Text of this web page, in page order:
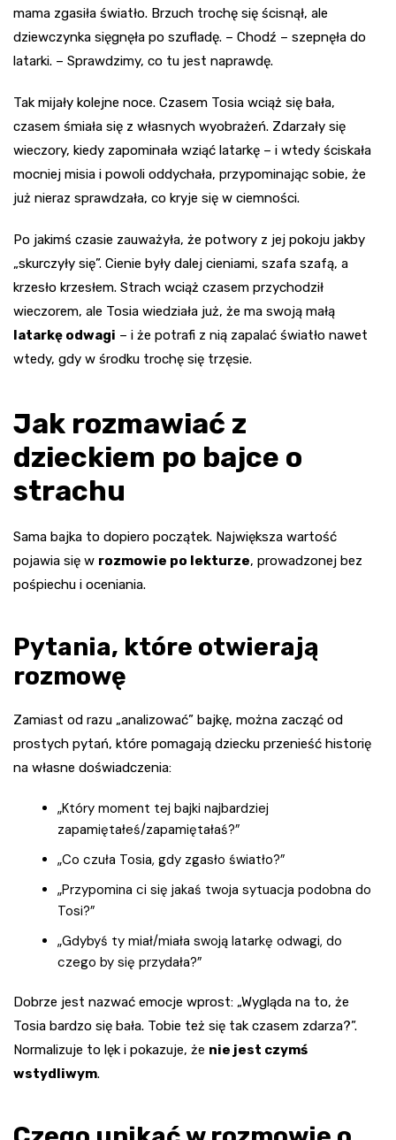
mama zgasiła światło. Brzuch trochę się ścisnął, ale
dziewczynka sięgnęła po szufladę. – Chodź – szepnęła do
latarki. – Sprawdzimy, co tu jest naprawdę.
Tak mijały kolejne noce. Czasem Tosia wciąż się bała,
czasem śmiała się z własnych wyobrażeń. Zdarzały się
wieczory, kiedy zapominała wziąć latarkę – i wtedy ściskała
mocniej misia i powoli oddychała, przypominając sobie, że
już nieraz sprawdzała, co kryje się w ciemności.
Po jakimś czasie zauważyła, że potwory z jej pokoju jakby
„skurczyły się”. Cienie były dalej cieniami, szafa szafą, a
krzesło krzesłem. Strach wciąż czasem przychodził
wieczorem, ale Tosia wiedziała już, że ma swoją małą
latarkę odwagi – i że potrafi z nią zapalać światło nawet
wtedy, gdy w środku trochę się trzęsie.
Jak rozmawiać z
dzieckiem po bajce o
strachu
Sama bajka to dopiero początek. Największa wartość
pojawia się w rozmowie po lekturze, prowadzonej bez
pośpiechu i oceniania.
Pytania, które otwierają
rozmowę
Zamiast od razu „analizować” bajkę, można zacząć od
prostych pytań, które pomagają dziecku przenieść historię
na własne doświadczenia:
„Który moment tej bajki najbardziej
zapamiętałeś/zapamiętałaś?”
„Co czuła Tosia, gdy zgasło światło?”
„Przypomina ci się jakaś twoja sytuacja podobna do
Tosi?”
„Gdybyś ty miał/miała swoją latarkę odwagi, do
czego by się przydała?”
Dobrze jest nazwać emocje wprost: „Wygląda na to, że
Tosia bardzo się bała. Tobie też się tak czasem zdarza?”.
Normalizuje to lęk i pokazuje, że nie jest czymś
wstydliwym.